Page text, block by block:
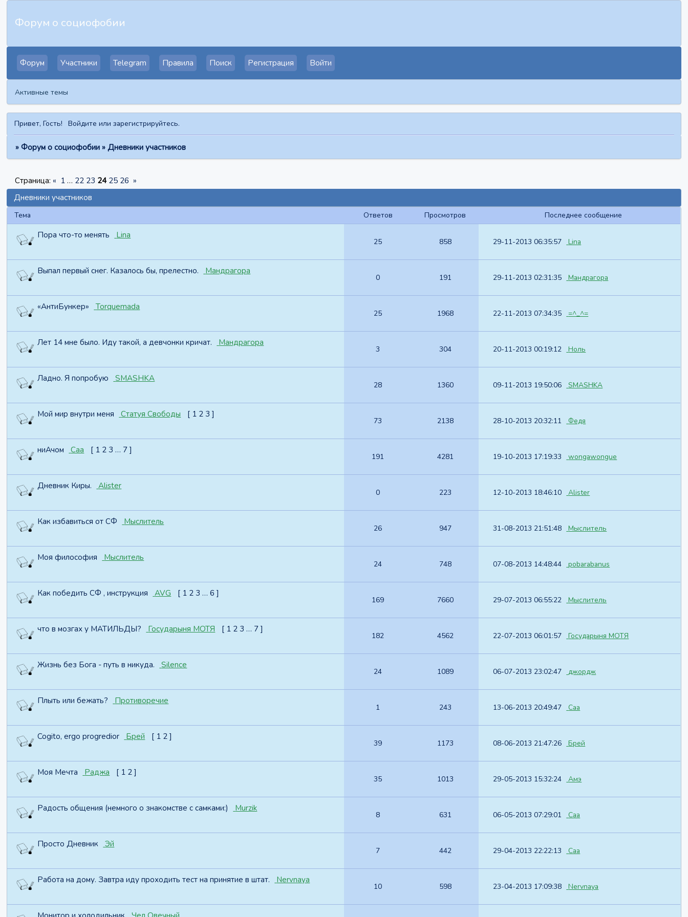
Форум о социофобии
Форум Участники Telegram Правила Поиск Регистрация Войти
Активные темы
Привет, Гость! Войдите илизарегистрируйтесь.
» Форум о социофобии » Дневники участников
Дневники участников
Страница: « 1 … 22 23 24 25 26 »
Тема Ответов Просмотров Последнее сообщение
Пора что-то менять Lina
25 858 29-11-2013 06:35:57 Lina
Выпал первый снег. Казалось бы, прелестно. Мандрагора
0 191 29-11-2013 02:31:35 Мандрагора
«АнтиБункер» Torquemada
25 1968 22-11-2013 07:34:35 =^_^=
Лет 14 мне было. Иду такой, а девчонки кричат. Мандрагора
3 304 20-11-2013 00:19:12 Ноль
Ладно. Я попробую SMASHKA
28 1360 09-11-2013 19:50:06 SMASHKA
Мой мир внутри меня Статуя Свободы [ 1 2 3 ]
73 2138 28-10-2013 20:32:11 Федя
ниАчом Caa [ 1 2 3 … 7 ]
191 4281 19-10-2013 17:19:33 wongawongue
Дневник Киры. Alister
0 223 12-10-2013 18:46:10 Alister
Как избавиться от СФ Мыслитель
26 947 31-08-2013 21:51:48 Мыслитель
Моя философия Мыслитель
24 748 07-08-2013 14:48:44 pobarabanus
Как победить СФ , инструкция AVG [ 1 2 3 … 6 ]
169 7660 29-07-2013 06:55:22 Мыслитель
что в мозгах у МАТИЛЬДЫ? Государыня МОТЯ [ 1 2 3 … 7 ]
182 4562 22-07-2013 06:01:57 Государыня МОТЯ
Жизнь без Бога - путь в никуда. Silence
24 1089 06-07-2013 23:02:47 джордж
Плыть или бежать? Противоречие
1 243 13-06-2013 20:49:47 Caa
Cogito, ergo progredior Брей [ 1 2 ]
39 1173 08-06-2013 21:47:26 Брей
Моя Мечта Раджа [ 1 2 ]
35 1013 29-05-2013 15:32:24 Амэ
Радость общения (немного о знакомстве с самками:) Murzik
8 631 06-05-2013 07:29:01 Caa
Просто Дневник Эй
7 442 29-04-2013 22:22:13 Caa
Работа на дому. Завтра иду проходить тест на принятие в штат. Nervnaya
10 598 23-04-2013 17:09:38 Nervnaya